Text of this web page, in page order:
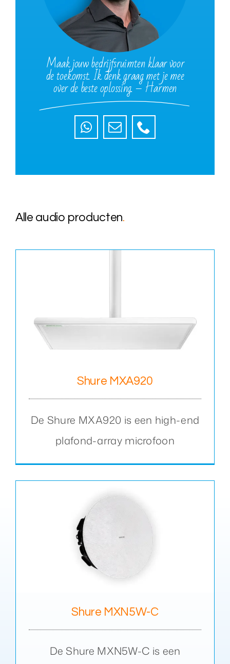
Maak jouw bedrijfsruimten klaar voor
de toekomst. Ik denk graag met je mee
over de beste oplossing. – Harmen
Alle audio producten.
Shure MXA920
De Shure MXA920 is een high-end
plafond-array microfoon
Shure MXN5W-C
De Shure MXN5W-C is een